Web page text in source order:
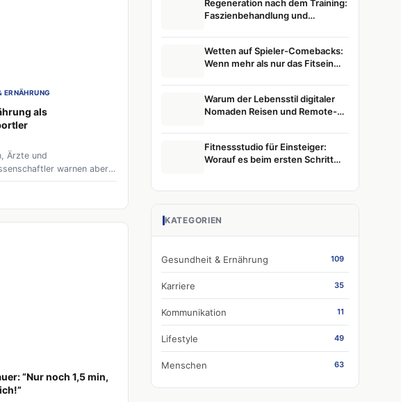
ERNÄHRUNG
als
Ärzte und
warnen aber
Umstellung auf eine
tierischen Produkten
Eine vegane Ernährung
“Nur noch 1,5 min,
Regeneration nach dem Training:
Faszienbehandlung und
Leistungssport
Wetten auf Spieler-Comebacks:
Wenn mehr als nur das Fitsein
Warum der Lebensstil digitaler
Nomaden Reisen und Remote-
Fitnessstudio für Einsteiger:
Worauf es beim ersten Schritt
KATEGORIEN
Gesundheit & Ernährung 109
Karriere 35
Kommunikation 11
Lifestyle 49
Menschen 63